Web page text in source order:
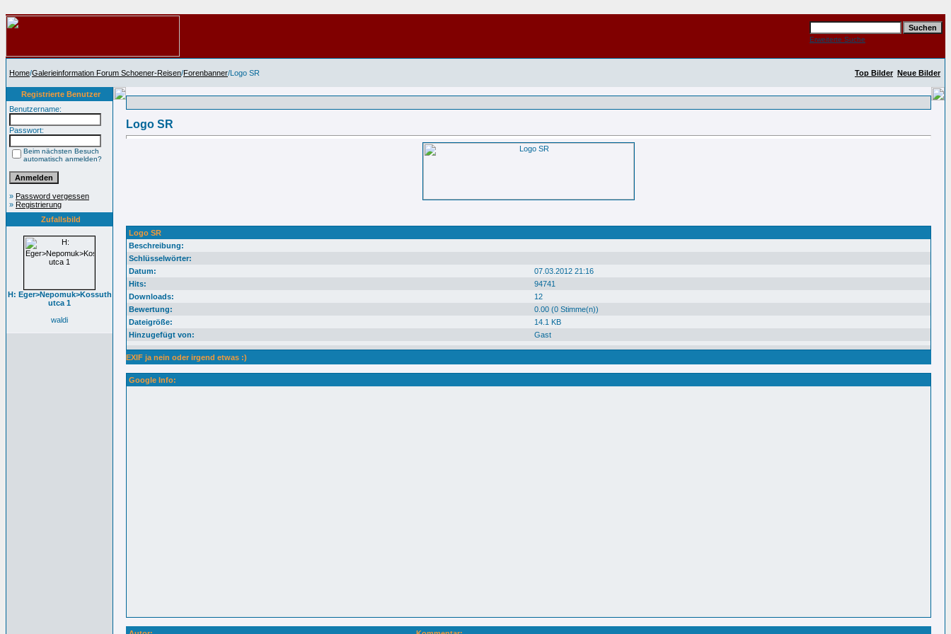
Erweiterte Suche
Home/Galerieinformation Forum Schoener-Reisen/Forenbanner/Logo SR Top Bilder Neue Bilder
Registrierte Benutzer
Benutzername:
Passwort:
Beim nächsten Besuch
automatisch anmelden?
» Password vergessen
» Registrierung
Zufallsbild
H: Eger>Nepomuk>Kossuth
utca 1
waldi
Logo SR
Logo SR
Beschreibung:
Schlüsselwörter:
Datum:
07.03.2012 21:16
Hits:
94741
Downloads:
12
Bewertung:
0.00 (0 Stimme(n))
Dateigröße:
14.1 KB
Hinzugefügt von:
Gast
EXIF ja nein oder irgend etwas :)
Google Info: